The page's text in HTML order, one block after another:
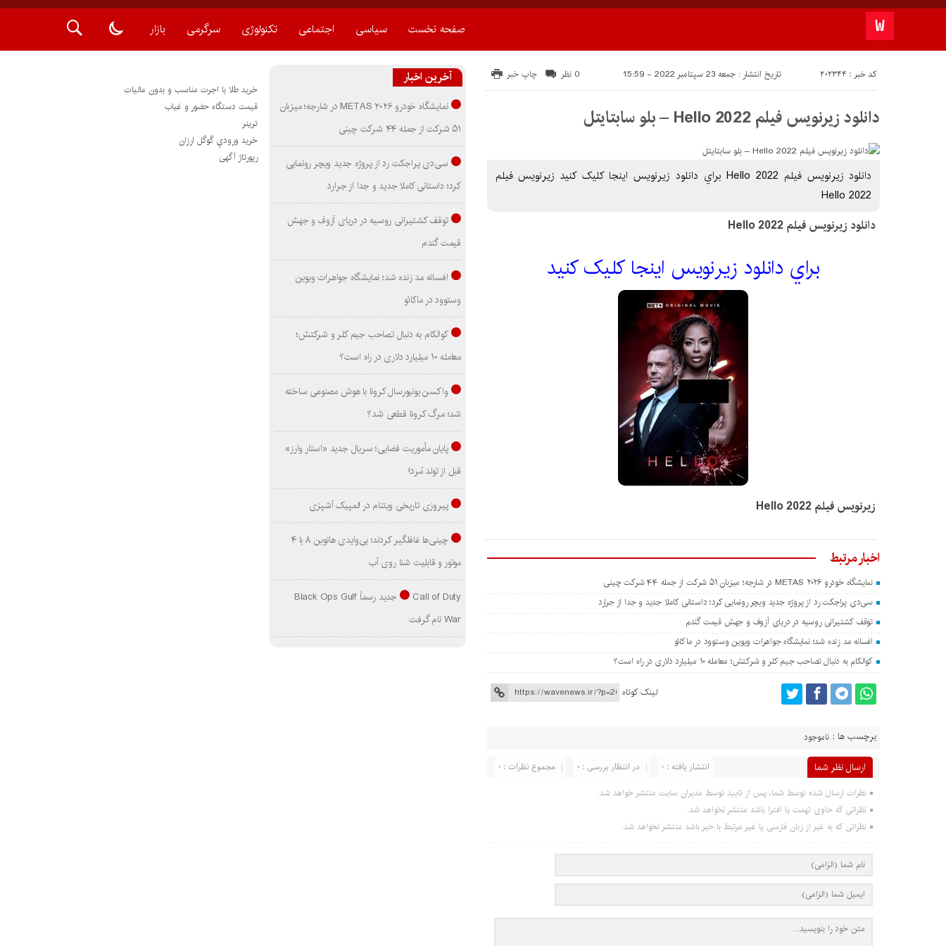
صفحه نخست سیاسی اجتماعی تکنولوژی سرگرمی بازار
تاریخ انتشار : جمعه 23 سپتامبر 2022 - 15:59 کد خبر : 202344 چاپ خبر 0 نظر
دانلود زیرنویس فیلم Hello 2022 – بلو سابتايتل
دانلود زیرنویس فیلم Hello 2022 براي دانلود زيرنويس اينجا کليک کنيد زیرنویس فیلم
Hello 2022
دانلود زیرنویس فیلم Hello 2022
براي دانلود زيرنويس اينجا کليک کنيد
زیرنویس فیلم Hello 2022
اخبار مرتبط
نمایشگاه خودرو METAS ۲۰۲۶ در شارجه؛ میزبان ۵۱ شرکت از جمله ۴۴ شرکت چینی
سی‌دی پراجکت رد از پروژه جدید ویچر رونمایی کرد؛ داستانی کاملا جدید و جدا از جرارد
توقف کشتیرانی روسیه در دریای آزوف و جهش قیمت گندم
افسانه مد زنده شد؛ نمایشگاه جواهرات ویوین وستوود در ماکائو
کوالکام به دنبال تصاحب جیم کلر و شرکتش؛ معامله ۱۰ میلیارد دلاری در راه است؟
لینک کوتاه
برچسب ها : ناموجود
ارسال نظر شما مجموع نظرات : 0 در انتظار بررسی : 0 انتشار یافته : 0
نظرات ارسال شده توسط شما، پس از تایید توسط مدیران سایت منتشر خواهد شد.
نظراتی که حاوی تهمت یا افترا باشد منتشر نخواهد شد.
نظراتی که به غیر از زبان فارسی یا غیر مرتبط با خبر باشد منتشر نخواهد شد.
آخرین اخبار
نمایشگاه خودرو METAS ۲۰۲۶ در شارجه؛ میزبان
۵۱ شرکت از جمله ۴۴ شرکت چینی
سی‌دی پراجکت رد از پروژه جدید ویچر رونمایی
کرد؛ داستانی کاملا جدید و جدا از جرارد
توقف کشتیرانی روسیه در دریای آزوف و جهش
قیمت گندم
افسانه مد زنده شد؛ نمایشگاه جواهرات ویوین
وستوود در ماکائو
کوالکام به دنبال تصاحب جیم کلر و شرکتش؛
معامله ۱۰ میلیارد دلاری در راه است؟
واکسن یونیورسال کرونا با هوش مصنوعی ساخته
شد؛ مرگ کرونا قطعی شد؟
پایان مأموریت فضایی؛ سریال جدید «استار وارز»
قبل از تولد مُرد!
پیروزی تاریخی ویتنام در المپیک آشپزی
چینی‌ها غافلگیر کردند؛ بی‌وایدی هانوین ۸ با ۴
موتور و قابلیت شنا روی آب
Call of Duty جدید رسماً Black Ops Gulf
War نام گرفت
خرید طلا با اجرت مناسب و بدون مالیات
قیمت دستگاه حضور و غیاب
ترينر
خريد ورودي گوگل ارزان
رپورتاژ آگهی